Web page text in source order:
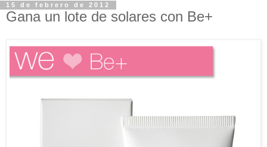
15 de febrero de 2012
Gana un lote de solares con Be+